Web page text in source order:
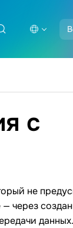
с
не
через
данных.